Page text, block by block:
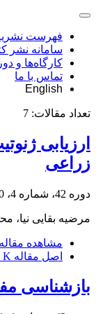
فهرست
سامانه نشر
کارگاه‌ها و
تماس با ما
English
تعداد مقالات: 7
زراعی
دوره 42، شماره 4، 1390، صفحه
مرضیه بقایی نیا،
مشاهده مقاله
اصل مقاله K
بازشناسی